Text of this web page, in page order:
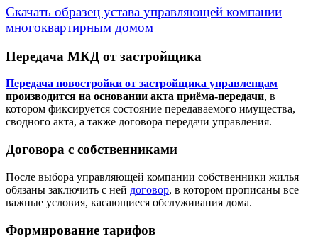
Скачать образец устава управляющей компании
многоквартирным домом
Передача МКД от застройщика
Передача новостройки от застройщика управленцам
производится на основании акта приёма-передачи, в
котором фиксируется состояние передаваемого имущества,
сводного акта, а также договора передачи управления.
Договора с собственниками
После выбора управляющей компании собственники жилья
обязаны заключить с ней договор, в котором прописаны все
важные условия, касающиеся обслуживания дома.
Формирование тарифов